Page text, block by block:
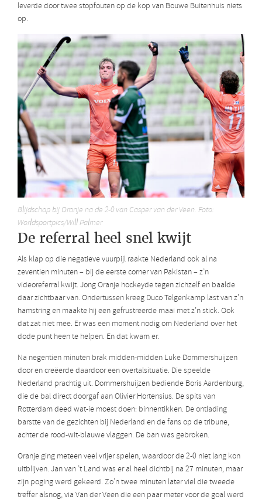
leverde door twee stopfouten op de kop van Bouwe Buitenhuis niets
op.
Blijdschap bij Oranje na de 2-0 van Casper van der Veen. Foto:
Worldsportpics/Will Palmer
De referral heel snel kwijt
Als klap op die negatieve vuurpijl raakte Nederland ook al na
zeventien minuten – bij de eerste corner van Pakistan – z’n
videoreferral kwijt. Jong Oranje hockeyde tegen zichzelf en baalde
daar zichtbaar van. Ondertussen kreeg Duco Telgenkamp last van z’n
hamstring en maakte hij een gefrustreerde maai met z’n stick. Ook
dat zat niet mee. Er was een moment nodig om Nederland over het
dode punt heen te helpen. En dat kwam er.
Na negentien minuten brak midden-midden Luke Dommershuijzen
door en creëerde daardoor een overtalsituatie. Die speelde
Nederland prachtig uit. Dommershuijzen bediende Boris Aardenburg,
die de bal direct doorgaf aan Olivier Hortensius. De spits van
Rotterdam deed wat-ie moest doen: binnentikken. De ontlading
barstte van de gezichten bij Nederland en de fans op de tribune,
achter de rood-wit-blauwe vlaggen. De ban was gebroken.
Oranje ging meteen veel vrijer spelen, waardoor de 2-0 niet lang kon
uitblijven. Jan van ’t Land was er al heel dichtbij na 27 minuten, maar
zijn poging werd gekeerd. Zo’n twee minuten later viel die tweede
treffer alsnog, via Van der Veen die een paar meter voor de goal werd